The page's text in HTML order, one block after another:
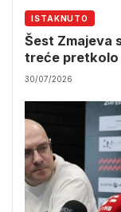
ISTAKNUTO
Šest Zmajeva
treće pretkolo
30/07/2026